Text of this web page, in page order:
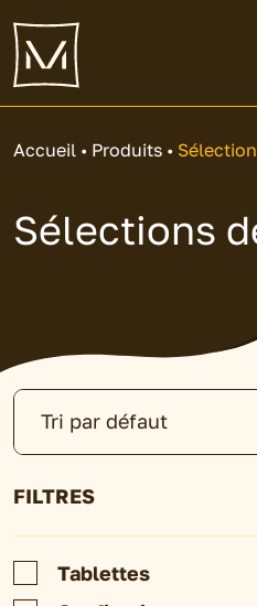
Accueil • Produits •
Sélections
FILTRES
Tablettes